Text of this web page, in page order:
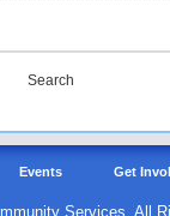
Search
Events Get
Services. All